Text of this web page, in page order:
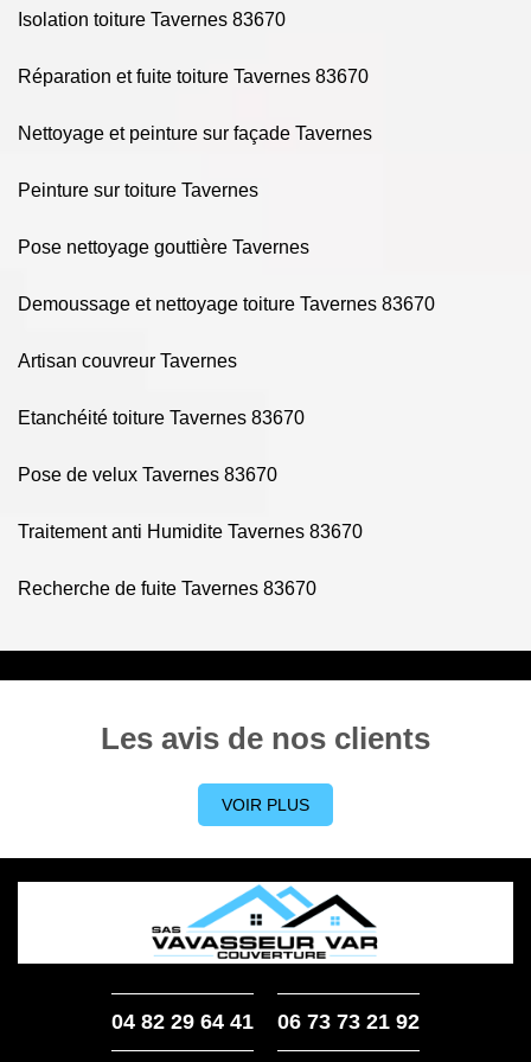
Isolation toiture Tavernes 83670
Réparation et fuite toiture Tavernes 83670
Nettoyage et peinture sur façade Tavernes
Peinture sur toiture Tavernes
Pose nettoyage gouttière Tavernes
Demoussage et nettoyage toiture Tavernes 83670
Artisan couvreur Tavernes
Etanchéité toiture Tavernes 83670
Pose de velux Tavernes 83670
Traitement anti Humidite Tavernes 83670
Recherche de fuite Tavernes 83670
Les avis de nos clients
VOIR PLUS
04 82 29 64 41 06 73 73 21 92